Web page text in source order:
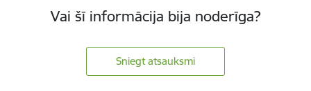
Vai šī informācija bija noderīga?
Sniegt atsauksmi